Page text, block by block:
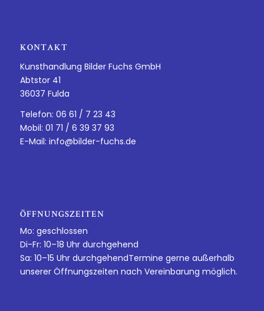
KONTAKT
Kunsthandlung Bilder Fuchs GmbH
Abtstor 41
36037 Fulda
Telefon: 06 61 / 7 23 43
Mobil: 01 71 / 6 39 37 93
E-Mail: info@bilder-fuchs.de
ÖFFNUNGSZEITEN
Mo: geschlossen
Di-Fr: 10–18 Uhr durchgehend
Sa: 10–15 Uhr durchgehendTermine gerne außerhalb
unserer Öffnungszeiten nach Vereinbarung möglich.